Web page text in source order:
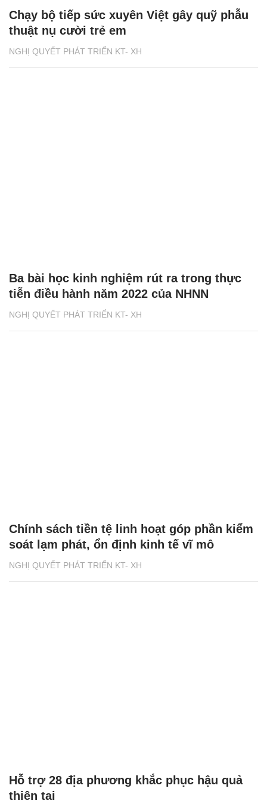
NGHỊ QUYẾT PHÁT TRIỂN KT- XH
Chạy bộ tiếp sức xuyên Việt gây quỹ phẫu
thuật nụ cười trẻ em
NGHỊ QUYẾT PHÁT TRIỂN KT- XH
Ba bài học kinh nghiệm rút ra trong thực
tiễn điều hành năm 2022 của NHNN
NGHỊ QUYẾT PHÁT TRIỂN KT- XH
Chính sách tiền tệ linh hoạt góp phần kiểm
soát lạm phát, ổn định kinh tế vĩ mô
Hỗ trợ 28 địa phương khắc phục hậu quả
thiên tai